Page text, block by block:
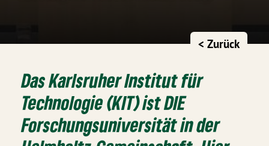
< Zurück
Das Karlsruher Institut für
Technologie (KIT) ist DIE
Forschungs­universität in der